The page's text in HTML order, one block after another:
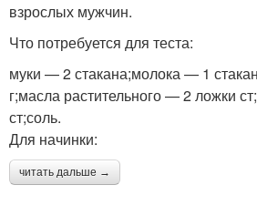
взрослых мужчин.
Что потребуется для теста:
муки — 2 стакана;молока — 1
г;масла растительного — 2 ложки
ст;соль.
Для начинки:
читать дальше →